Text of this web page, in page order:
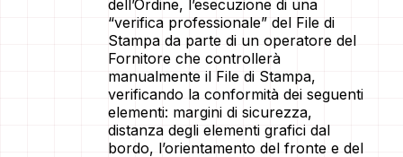
dell’Ordine, l’esecuzione di una
“verifica professionale” del File di
Stampa da parte di un operatore del
Fornitore che controllerà
manualmente il File di Stampa,
verificando la conformità dei seguenti
elementi: margini di sicurezza,
distanza degli elementi grafici dal
bordo, l’orientamento del fronte e del